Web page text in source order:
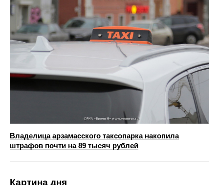
Владелица арзамасского таксопарка накопила
штрафов почти на 89 тысяч рублей
Картина дня